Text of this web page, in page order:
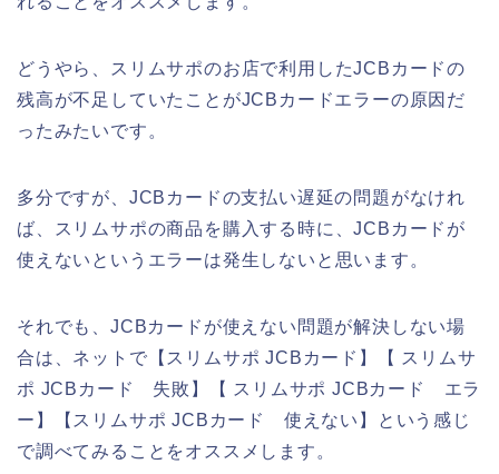
どうやら、スリムサポのお店で利用したJCBカードの
残高が不足していたことがJCBカードエラーの原因だ
ったみたいです。
多分ですが、JCBカードの支払い遅延の問題がなけれ
ば、スリムサポの商品を購入する時に、JCBカードが
使えないというエラーは発生しないと思います。
それでも、JCBカードが使えない問題が解決しない場
合は、ネットで【スリムサポ JCBカード】【 スリムサ
ポ JCBカード 失敗】【 スリムサポ JCBカード エラ
ー】【スリムサポ JCBカード 使えない】という感じ
で調べてみることをオススメします。